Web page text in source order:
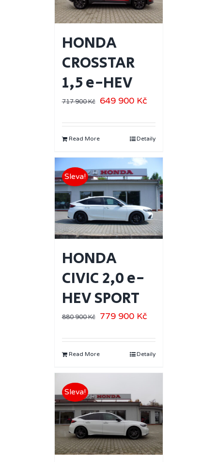
HONDA
CROSSTAR
1,5 e-HEV
717 900Kč 649 900 Kč
Read More Detaily
Sleva!
HONDA
CIVIC 2,0 e-
HEV SPORT
880 900Kč 779 900 Kč
Read More Detaily
Sleva!